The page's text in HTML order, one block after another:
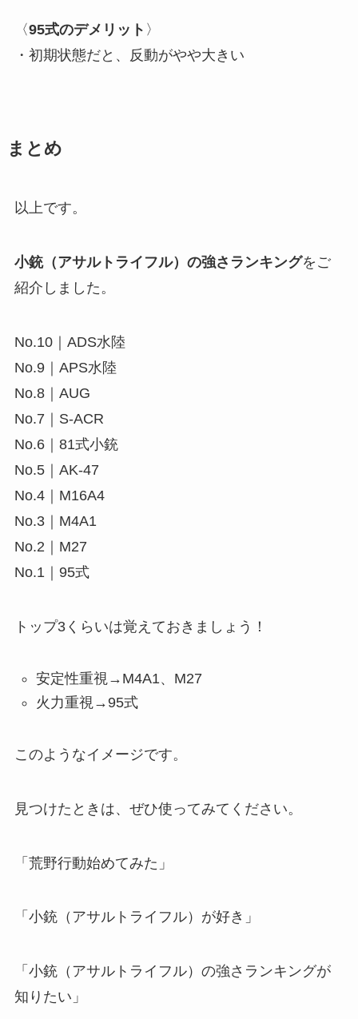
〈95式のデメリット 〉
・初期状態だと、反動がやや大きい
まとめ
以上です。
小銃（アサルトライフル）の強さランキングをご
紹介しました。
No.10｜ADS水陸
No.9｜APS水陸
No.8｜AUG
No.7｜S-ACR
No.6｜81式小銃
No.5｜AK-47
No.4｜M16A4
No.3｜M4A1
No.2｜M27
No.1｜95式
トップ3くらいは覚えておきましょう！
安定性重視→M4A1、M27
火力重視→95式
このようなイメージです。
見つけたときは、ぜひ使ってみてください。
「荒野行動始めてみた」
「小銃（アサルトライフル）が好き」
「小銃（アサルトライフル）の強さランキングが
知りたい」